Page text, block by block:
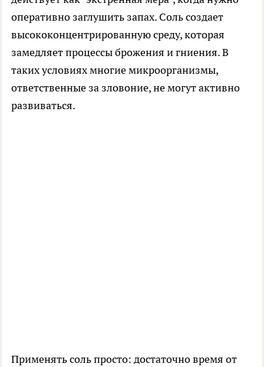
оперативно заглушить запах. Соль создает
высококонцентрированную среду, которая
замедляет процессы брожения и гниения. В
таких условиях многие микроорганизмы,
ответственные за зловоние, не могут активно
развиваться.
Применять соль просто: достаточно время от